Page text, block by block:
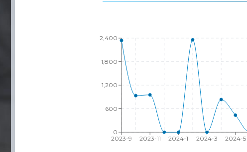
2023-9 2023-11 2024-1 2024-3 2024-5
0
600
1,200
1,800
2,400